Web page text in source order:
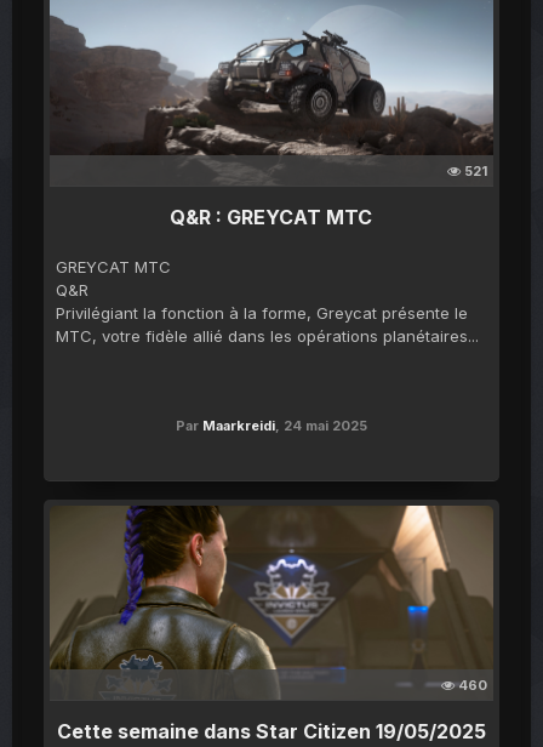
521
Q&R : GREYCAT MTC
GREYCAT MTC
Q&R
Privilégiant la fonction à la forme, Greycat présente le
MTC, votre fidèle allié dans les opérations planétaires...
Par Maarkreidi, 24 mai 2025
460
Cette semaine dans Star Citizen 19/05/2025